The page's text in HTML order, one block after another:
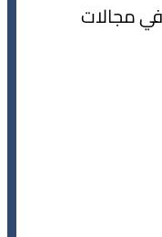
في مجالات